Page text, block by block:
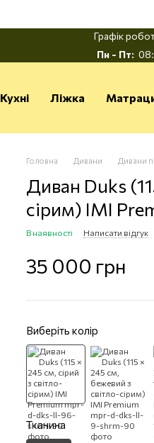
Графік
Пн - Пт:
Кухні Ліжка
Головна Дивани Дивани
Диван Duks
сірим) IMI
В наявності Написати відгук
35 000 грн
Виберіть колір
Тканина